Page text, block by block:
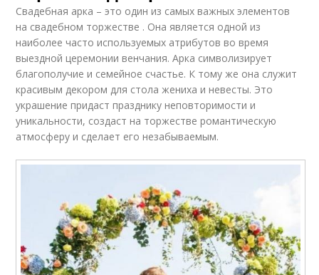
Свадебная арка – это один из самых важных элементов
на свадебном торжестве . Она является одной из
наиболее часто используемых атрибутов во время
выездной церемонии венчания. Арка символизирует
благополучие и семейное счастье. К тому же она служит
красивым декором для стола жениха и невесты. Это
украшение придаст празднику неповторимости и
уникальности, создаст на торжестве романтическую
атмосферу и сделает его незабываемым.